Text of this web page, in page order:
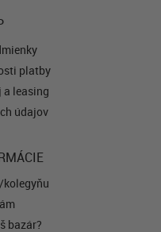
platby
a leasing
údajov
kolegyňu
bazár?